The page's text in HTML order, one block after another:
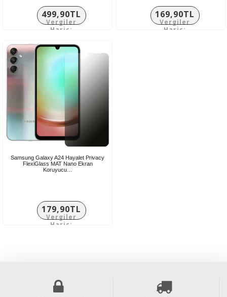
499,90TL
Vergiler
Hariç:
169,90TL
Vergiler
Hariç:
Samsung Galaxy A24 Hayalet Privacy
FlexiGlass MAT Nano Ekran
Koruyucu…
179,90TL
Vergiler
Hariç: